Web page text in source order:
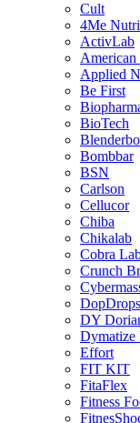
Cult
4Me
ActivLab
American
Applied
Be First
BioTech
Bombbar
BSN
Carlson
Cellucor
Chiba
Chikalab
Cobra
Crunch
DopDrops
DY
Dymatize
Effort
FIT KIT
FitaFlex
Fitness